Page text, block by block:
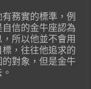
務實的標準，例
信的金牛座認為
所以他並不會用
，往往他追求的
對象，但是金牛